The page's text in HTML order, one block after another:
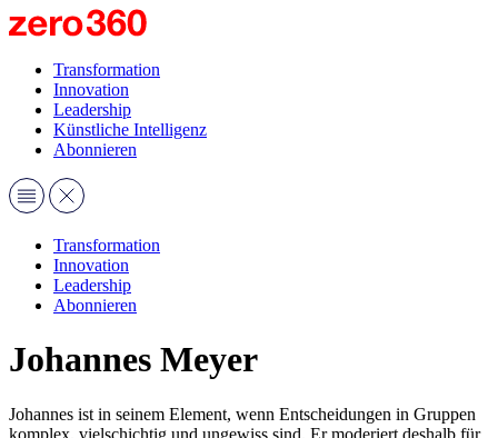
Transformation
Innovation
Leadership
Künstliche Intelligenz
Abonnieren
Transformation
Innovation
Leadership
Abonnieren
Johannes Meyer
Johannes ist in seinem Element, wenn Entscheidungen in Gruppen
komplex, vielschichtig und ungewiss sind. Er moderiert deshalb für